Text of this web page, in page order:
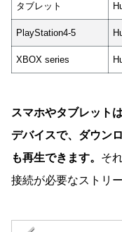
タブレット
PlayStation4-5
XBOX series
スマホやタブレット
デバイスで、ダウン
も再生できます。 そ
接続が必要なストリ